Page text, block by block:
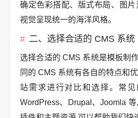
确定色彩搭配、版式布局、图
视觉呈现统一的海洋风格。
二、选择合适的 CMS 系统
选择合适的 CMS 系统是模板制
同的 CMS 系统有各自的特点和
站需求进行对比和选择。常
WordPress、Drupal、Joomla